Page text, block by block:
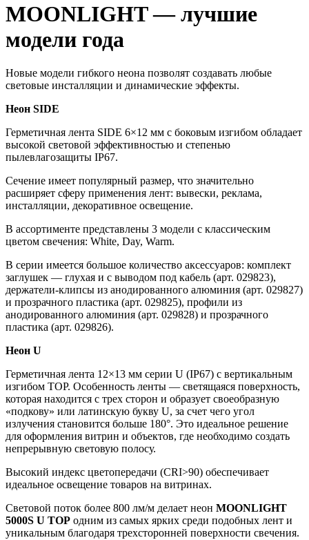
MOONLIGHT — лучшие
модели года
Новые модели гибкого неона позволят создавать любые
световые инсталляции и динамические эффекты.
Неон SIDE
Герметичная лента SIDE 6×12 мм с боковым изгибом обладает
высокой световой эффективностью и степенью
пылевлагозащиты IP67.
Сечение имеет популярный размер, что значительно
расширяет сферу применения лент: вывески, реклама,
инсталляции, декоративное освещение.
В ассортименте представлены 3 модели с классическим
цветом свечения: White, Day, Warm.
В серии имеется большое количество аксессуаров: комплект
заглушек — глухая и с выводом под кабель (арт. 029823),
держатели-клипсы из анодированного алюминия (арт. 029827)
и прозрачного пластика (арт. 029825), профили из
анодированного алюминия (арт. 029828) и прозрачного
пластика (арт. 029826).
Неон U
Герметичная лента 12×13 мм серии U (IP67) с вертикальным
изгибом TOP. Особенность ленты — светящаяся поверхность,
которая находится с трех сторон и образует своеобразную
«подкову» или латинскую букву U, за счет чего угол
излучения становится больше 180°. Это идеальное решение
для оформления витрин и объектов, где необходимо создать
непрерывную световую полосу.
Высокий индекс цветопередачи (CRI>90) обеспечивает
идеальное освещение товаров на витринах.
Световой поток более 800 лм/м делает неон MOONLIGHT
5000S U TOP одним из самых ярких среди подобных лент и
уникальным благодаря трехсторонней поверхности свечения.